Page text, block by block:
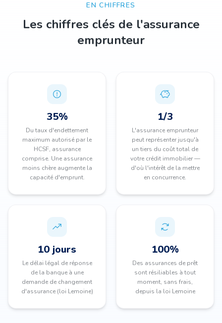
EN CHIFFRES
Les chiffres clés de l'assurance
emprunteur
35%
Du taux d'endettement
maximum autorisé par le
HCSF, assurance
comprise. Une assurance
moins chère augmente la
capacité d'emprunt.
1/3
L'assurance emprunteur
peut représenter jusqu'à
un tiers du coût total de
votre crédit immobilier —
d'où l'intérêt de la mettre
en concurrence.
10 jours
Le délai légal de réponse
de la banque à une
demande de changement
d'assurance (loi Lemoine)
100%
Des assurances de prêt
sont résiliables à tout
moment, sans frais,
depuis la loi Lemoine